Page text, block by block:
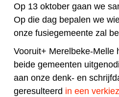
Op 13 oktober gaan we
Op die dag bepalen we
onze fusiegemeente zal
Vooruit+ Merelbeke-Melle
beide gemeenten
aan onze denk- en
geresulteerd in een